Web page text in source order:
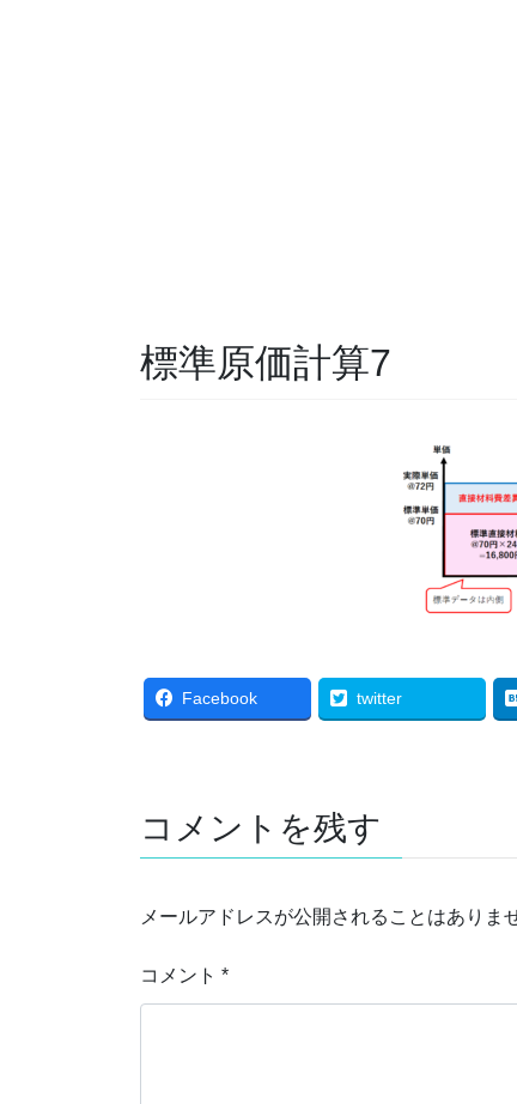
標準原価計算7
Facebook twitter
コメントを残す
メールアドレスが公開されることはありま
コメント *